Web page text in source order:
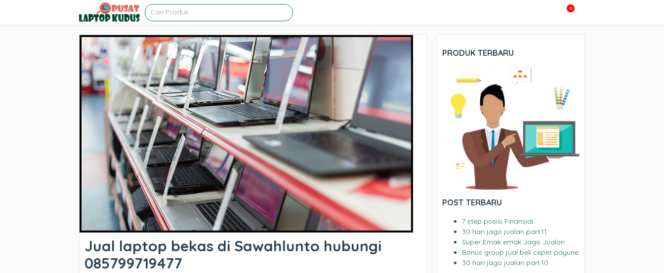
0
Jual laptop bekas di Sawahlunto hubungi
085799719477
PRODUK TERBARU
POST TERBARU
7 step posisi Finansial
30 hari jago jualan part.11
Super Emak emak Jago Jualan
Bonus group jual beli cepet payune
30 hari jago jualan part.10